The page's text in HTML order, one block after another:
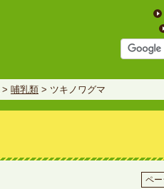
> 哺乳類 > ツキノワグマ
ペ